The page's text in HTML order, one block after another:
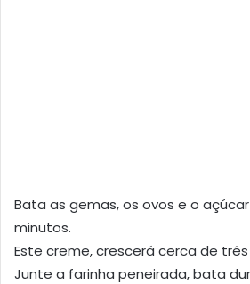
Bata as gemas, os ovos e o
minutos.
Este creme, crescerá cerca de três
Junte a farinha peneirada, bata